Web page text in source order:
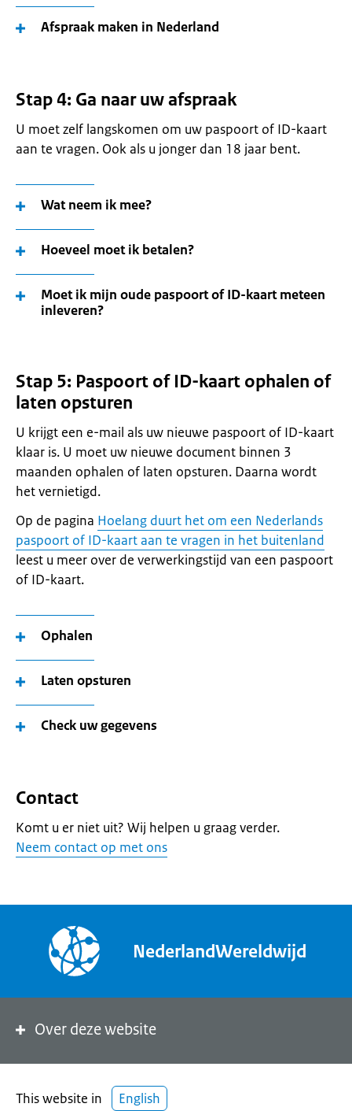
Afspraak maken in Nederland
Stap 4: Ga naar uw afspraak
U moet zelf langskomen om uw paspoort of ID-kaart
aan te vragen. Ook als u jonger dan 18 jaar bent.
Wat neem ik mee?
Hoeveel moet ik betalen?
Moet ik mijn oude paspoort of ID-kaart meteen
inleveren?
Stap 5: Paspoort of ID-kaart ophalen of
laten opsturen
U krijgt een e-mail als uw nieuwe paspoort of ID-kaart
klaar is. U moet uw nieuwe document binnen 3
maanden ophalen of laten opsturen. Daarna wordt
het vernietigd.
Op de pagina Hoelang duurt het om een Nederlands
paspoort of ID-kaart aan te vragen in het buitenland
leest u meer over de verwerkingstijd van een paspoort
of ID-kaart.
Ophalen
Laten opsturen
Check uw gegevens
Contact
Komt u er niet uit? Wij helpen u graag verder.
Neem contact op met ons
NederlandWereldwijd
Over deze website
This website in English